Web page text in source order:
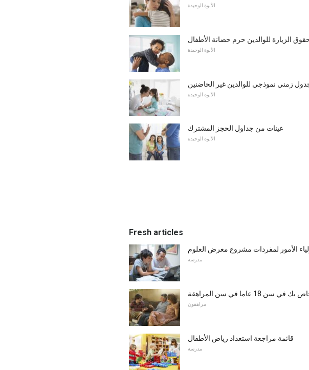
الأبوة الوحيدة
الزيارة للوالدين حرم حضانة الأطفال
الأبوة الوحيدة
زمني نموذجي للوالدين غير الحاضنين
الأبوة الوحيدة
عينات من جداول الحجز المشترك
الأبوة الوحيدة
Fresh articles
الأمور لمفردات مشروع معرض العلوم
مدرسة
عاما في سن المراهقة
مراهقون
قائمة مراجعة استعداد رياض الأطفال
مدرسة